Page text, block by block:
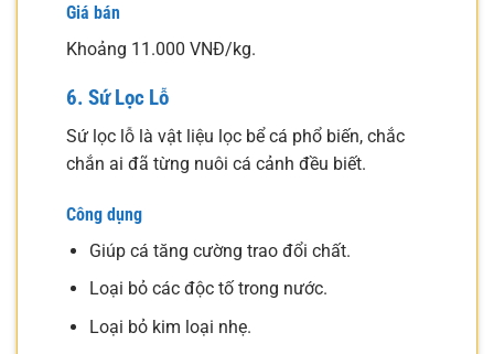
Giá bán
Khoảng 11.000 VNĐ/kg.
6. Sứ Lọc Lỗ
Sứ lọc lỗ là vật liệu lọc bể cá phổ biến, chắc
chắn ai đã từng nuôi cá cảnh đều biết.
Công dụng
Giúp cá tăng cường trao đổi chất.
Loại bỏ các độc tố trong nước.
Loại bỏ kim loại nhẹ.